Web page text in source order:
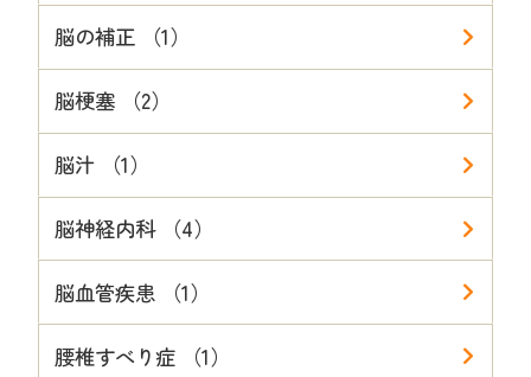
脳の補正 （1）
脳梗塞 （2）
脳汁 （1）
脳神経内科 （4）
脳血管疾患 （1）
腰椎すべり症 （1）